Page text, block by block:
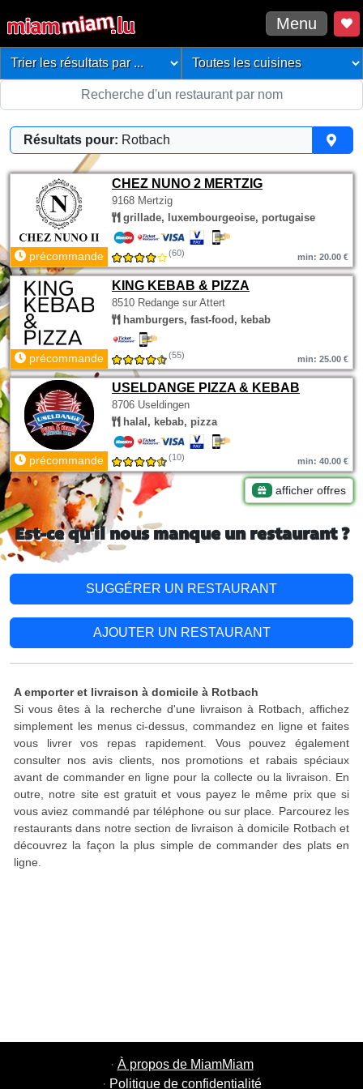
Menu
Résultats pour: Rotbach
CHEZ NUNO 2 MERTZIG
9168 Mertzig
grillade, luxembourgeoise, portugaise
précommande (60) min: 20.00 €
KING KEBAB & PIZZA
8510 Redange sur Attert
hamburgers, fast-food, kebab
précommande (55) min: 25.00 €
USELDANGE PIZZA & KEBAB
8706 Useldingen
halal, kebab, pizza
précommande (10) min: 40.00 €
afficher offres
Est-ce qu'il nous manque un restaurant ?
SUGGÉRER UN RESTAURANT
AJOUTER UN RESTAURANT
A emporter et livraison à domicile à Rotbach
Si vous êtes à la recherche d'une livraison à Rotbach, affichez
simplement les menus ci-dessus, commandez en ligne et faites
vous livrer vos repas rapidement. Vous pouvez également
consulter nos avis clients, nos promotions et rabais spéciaux
avant de commander en ligne pour la collecte ou la livraison. En
outre, notre site est gratuit et vous payez le même prix que si
vous aviez commandé par téléphone ou sur place. Parcourez les
restaurants dans notre section de livraison à domicile Rotbach et
découvrez la façon la plus simple de commander des plats en
ligne.
· À propos de MiamMiam
· Politique de confidentialité